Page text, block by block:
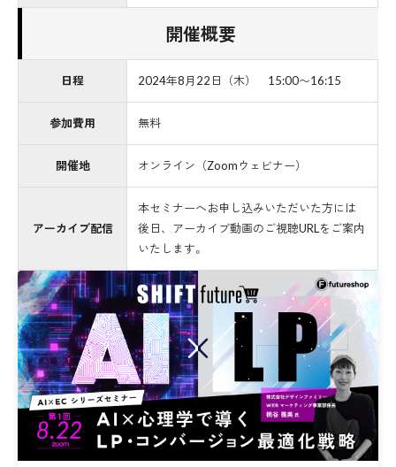
開催概要
日程 2024年8月22日（木） 15:00〜16:15
参加費用 無料
開催地 オンライン（Zoomウェビナー）
アーカイブ配信
本セミナーへお申し込みいただいた方には
後日、アーカイブ動画のご視聴URLをご案内
いたします。